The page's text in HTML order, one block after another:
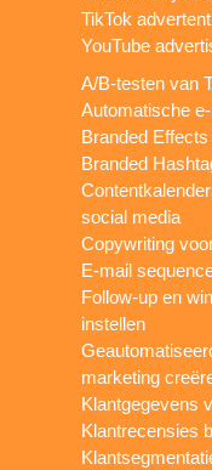
TikTok
YouTube
A/B-testen van
Automatische
Branded
Branded
social media
Copywriting
E-mail
Follow-up en
instellen
marketing
Klantgegevens
Klantrecensies